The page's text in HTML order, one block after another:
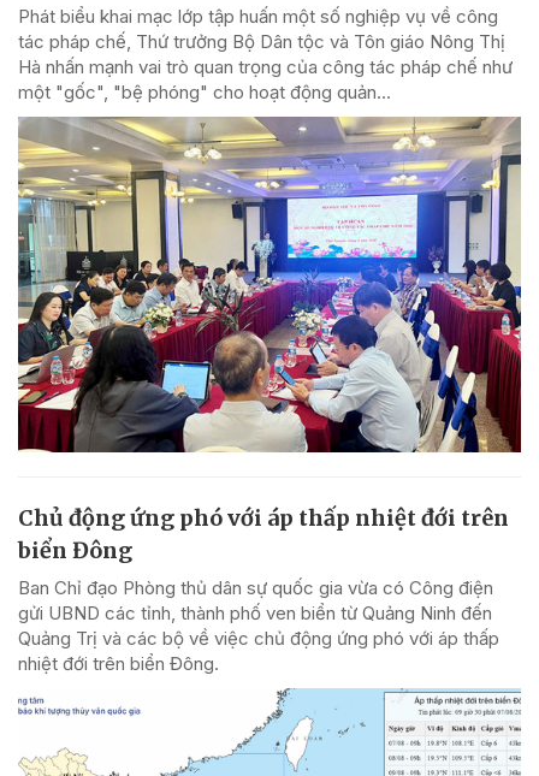
Phát biểu khai mạc lớp tập huấn một số nghiệp vụ về công
tác pháp chế, Thứ trưởng Bộ Dân tộc và Tôn giáo Nông Thị
Hà nhấn mạnh vai trò quan trọng của công tác pháp chế như
một "gốc", "bệ phóng" cho hoạt động quản...
Chủ động ứng phó với áp thấp nhiệt đới trên
biển Đông
Ban Chỉ đạo Phòng thủ dân sự quốc gia vừa có Công điện
gửi UBND các tỉnh, thành phố ven biển từ Quảng Ninh đến
Quảng Trị và các bộ về việc chủ động ứng phó với áp thấp
nhiệt đới trên biển Đông.